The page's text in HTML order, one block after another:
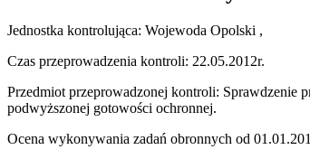
Jednostka kontrolująca: Wojewoda Opolski ,
Czas przeprowadzenia kontroli: 22.05.2012r.
Przedmiot przeprowadzonej kontroli: Sprawdzenie
podwyższonej gotowości ochronnej.
Ocena wykonywania zadań obronnych od